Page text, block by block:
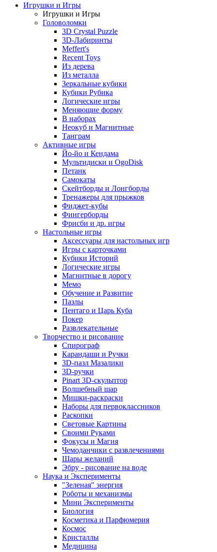
Игрушки и Игры
Игрушки и Игры
Головоломки
3D Crystal Puzzle
3D-Лабиринты
Meffert's
Recent Toys
Из дерева
Из металла
Зеркальные кубики
Кубики Рубика
Логические игры
Меняющие форму
В наборах
Неокуб и Магнитные
Танграм
Активные игры
Йо-йо и Кендама
Мультидиски и OgoDisk
Петанк
Самокаты
Скейтборды и Лонгборды
Тренажеры для прыжков
Фиджет-кубы
Фингерборды
Фрисби и др. игры
Настольные игры
Аксессуары для настольных игр
Игры с карточками
Кубики Историй
Логические игры
Магнитные в дорогу
Мемо
Обучение и Развитие
Пазлы
Пентаго и Царь Куба
Покер
Развлекательные
Творчество и рисование
Спирограф
Карандаши и Ручки
3D-пазл Мазалики
3D-ручки
Pinart 3D-скульптор
Волшебный шар
Мишки-раскраски
Наборы для первоклассников
Раскопки
Световые Картины
Своими Руками
Фокусы и Магия
Чемоданчики с развлечениями
Шары желаний
Эбру - рисование на воде
Наука и Эксперименты
"Зеленая" энергия
Роботы и механизмы
Мини Эксперименты
Биология
Косметика и Парфюмерия
Космос
Кристаллы
Медицина